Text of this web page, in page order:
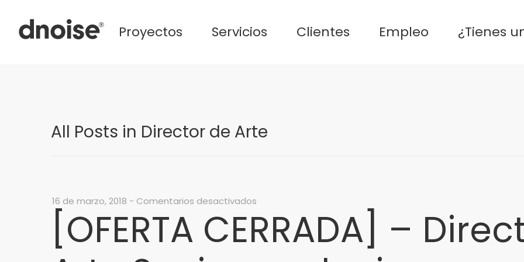
Proyectos Servicios Clientes Empleo ¿Tienes
All Posts in Director de Arte
16 de marzo, 2018 - Comentarios desactivados
[OFERTA
CERRADA]
[OFERTA CERRADA] –